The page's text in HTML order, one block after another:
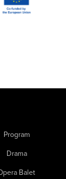
Program
Drama
Balet